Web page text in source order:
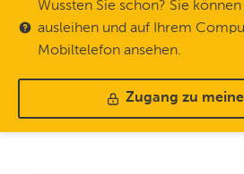
Wussten Sie schon? Sie
ausleihen und auf Ihrem
Mobiltelefon ansehen.
Zugang zu